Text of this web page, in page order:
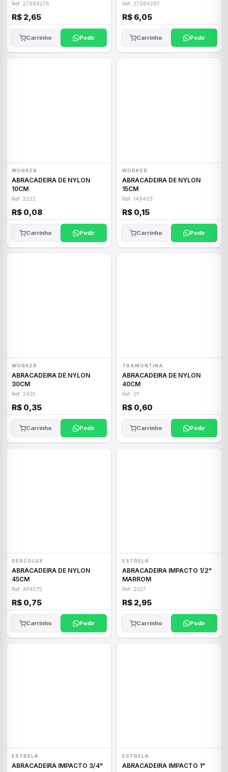
Ref: 27984276
R$ 2,65
Carrinho Pedir
Ref: 27984287
R$ 6,05
Carrinho Pedir
WORKER
ABRACADEIRA DE NYLON
10CM
Ref: 2202
R$ 0,08
Carrinho Pedir
WORKER
ABRACADEIRA DE NYLON
15CM
Ref: 149403
R$ 0,15
Carrinho Pedir
WORKER
ABRACADEIRA DE NYLON
30CM
Ref: 2425
R$ 0,35
Carrinho Pedir
TRAMONTINA
ABRACADEIRA DE NYLON
40CM
Ref: 01
R$ 0,60
Carrinho Pedir
DERCOLUX
ABRACADEIRA DE NYLON
45CM
Ref: AP4575
R$ 0,75
Carrinho Pedir
ESTRELA
ABRACADEIRA IMPACTO 1/2"
MARROM
Ref: 2027
R$ 2,95
Carrinho Pedir
ESTRELA
ABRACADEIRA IMPACTO 3/4"
ESTRELA
ABRACADEIRA IMPACTO 1"